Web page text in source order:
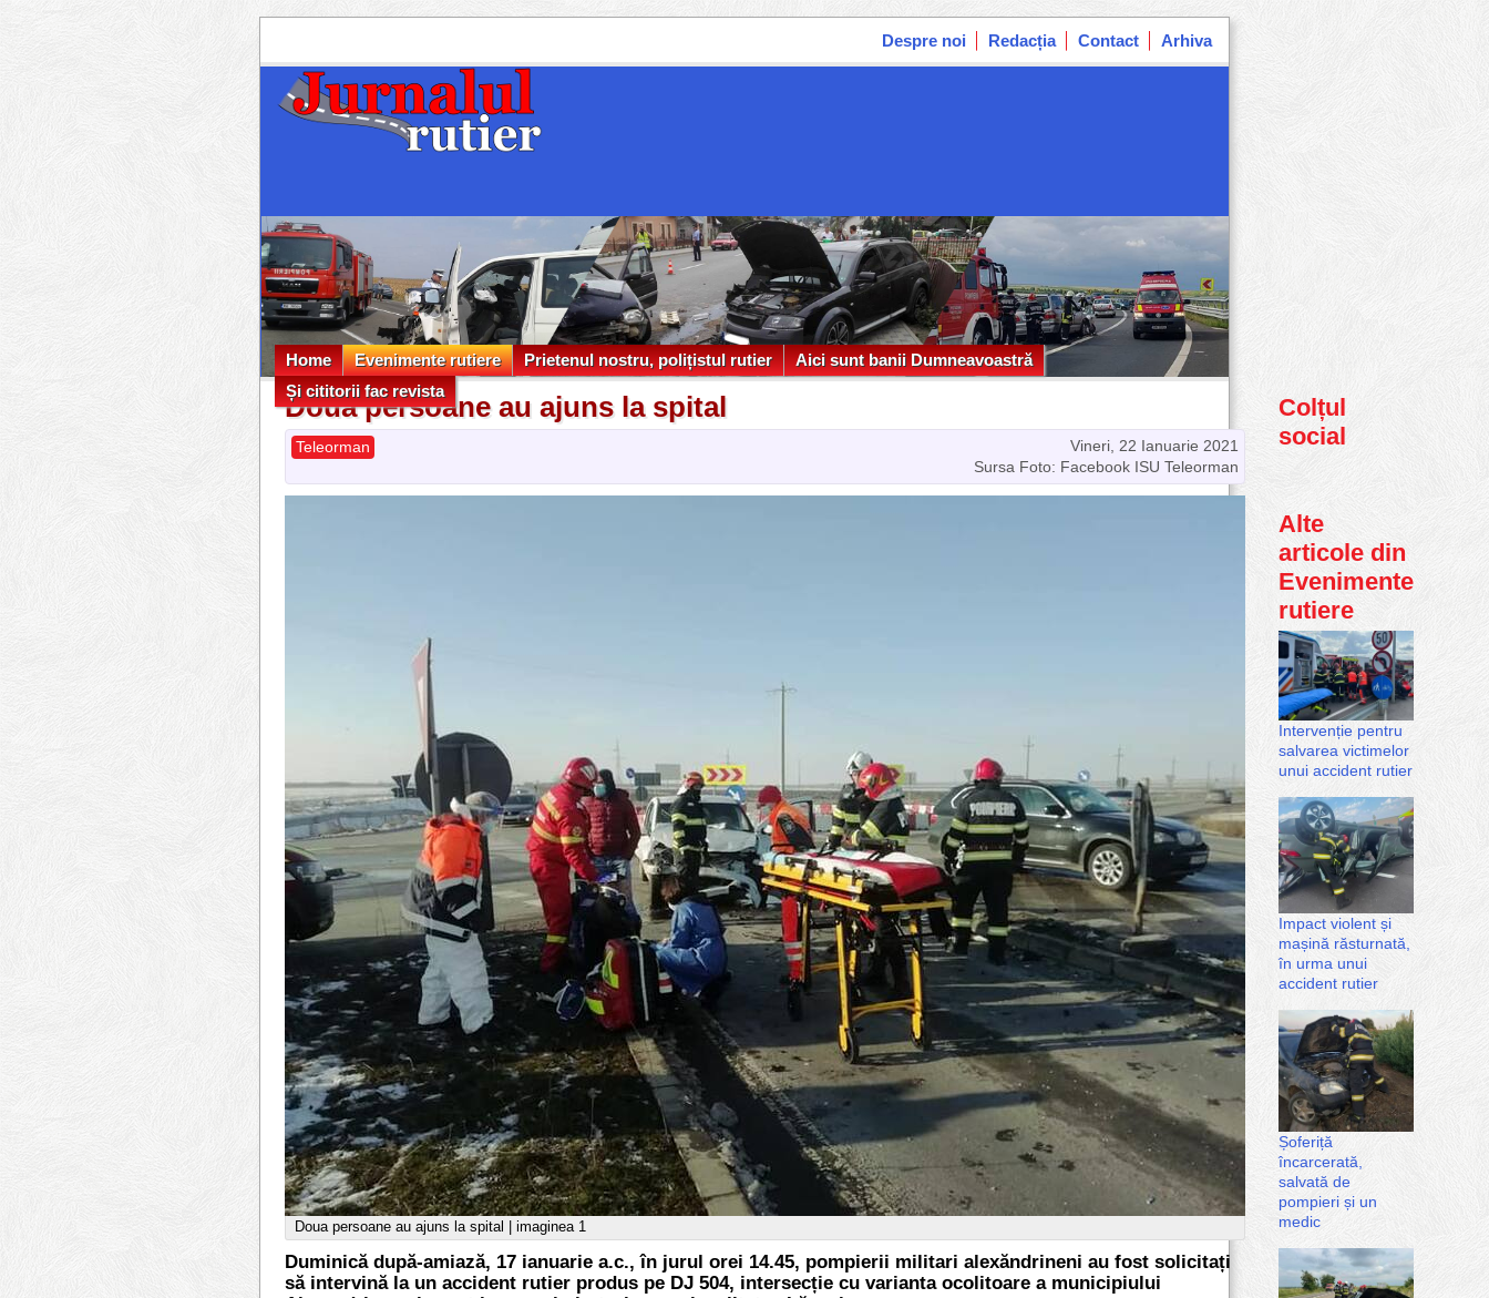
Despre noi Redacția Contact Arhiva
Home Evenimente rutiere
Evenimente rutiere
Prietenul nostru, polițistul rutier Aici sunt banii Dumneavoastră
Și cititorii fac revista
Și cititorii fac revista
Două persoane au ajuns la spital
Vineri, 22 Ianuarie 2021
Teleorman
Sursa Foto: Facebook ISU Teleorman
Doua persoane au ajuns la spital | imaginea 1
Duminică după-amiază, 17 ianuarie a.c., în jurul orei 14.45, pompierii militari alexăndrineni au fost solicitați
să intervină la un accident rutier produs pe DJ 504, intersecție cu varianta ocolitoare a municipiului
Colțul
social
Alte
articole din
Evenimente
rutiere
Intervenție pentru
salvarea victimelor
unui accident rutier
Impact violent și
mașină răsturnată,
în urma unui
accident rutier
Șoferiță
încarcerată,
salvată de
pompieri și un
medic